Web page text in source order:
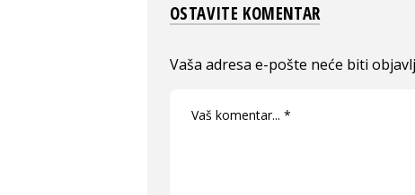
OSTAVITE KOMENTAR
Vaša adresa e-pošte neće biti